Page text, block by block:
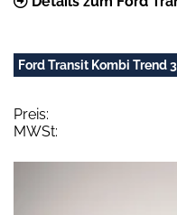
Ford Transit Kombi Trend
Preis:
MWSt: